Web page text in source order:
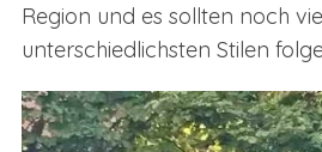
Region und es sollten noch
unterschiedlichsten Stilen
a
r
h
f